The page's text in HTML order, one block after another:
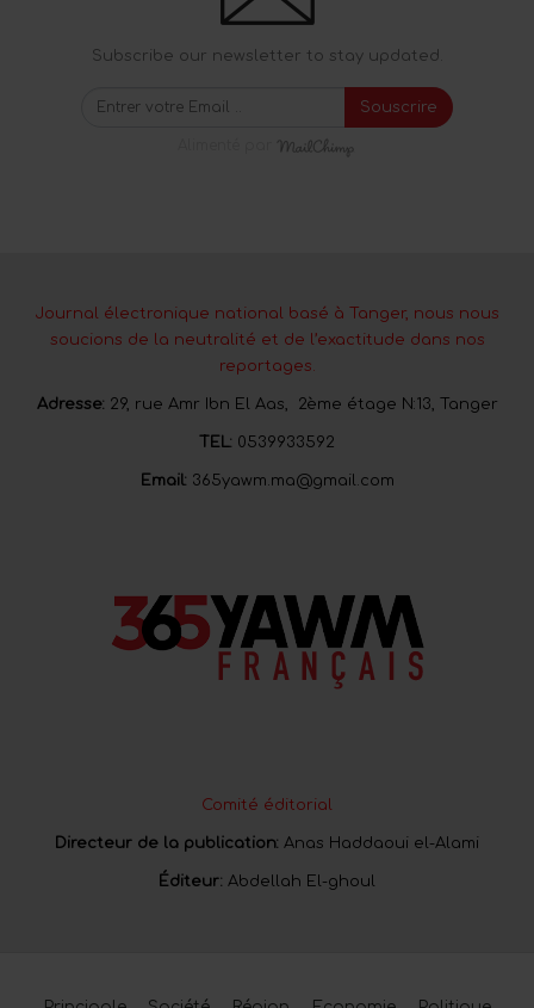
Subscribe our newsletter to stay updated.
Souscrire
Journal électronique national basé à Tanger, nous nous
soucions de la neutralité et de l’exactitude dans nos
reportages.
Adresse: 29, rue Amr Ibn El Aas, 2ème étage N:13, Tanger
TEL: 0539933592
Email: 365yawm.ma@gmail.com
Comité éditorial
Directeur de la publication: Anas Haddaoui el-Alami
Éditeur: Abdellah El-ghoul